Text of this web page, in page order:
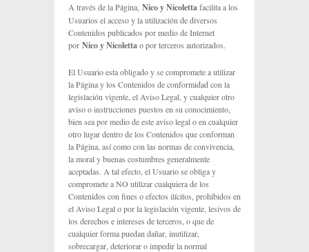
A través de la Página, Nico y Nicolettafacilita a los
Usuarios el acceso y la utilización de diversos
Contenidos publicados por medio de Internet
por Nico y Nicolettao por terceros autorizados.
El Usuario esta obligado y se compromete a utilizar
la Página y los Contenidos de conformidad con la
legislación vigente, el Aviso Legal, y cualquier otro
aviso o instrucciones puestos en su conocimiento,
bien sea por medio de este aviso legal o en cualquier
otro lugar dentro de los Contenidos que conforman
la Página, así como con las normas de convivencia,
la moral y buenas costumbres generalmente
aceptadas. A tal efecto, el Usuario se obliga y
compromete a NO utilizar cualquiera de los
Contenidos con fines o efectos ilícitos, prohibidos en
el Aviso Legal o por la legislación vigente, lesivos de
los derechos e intereses de terceros, o que de
cualquier forma puedan dañar, inutilizar,
sobrecargar, deteriorar o impedir la normal